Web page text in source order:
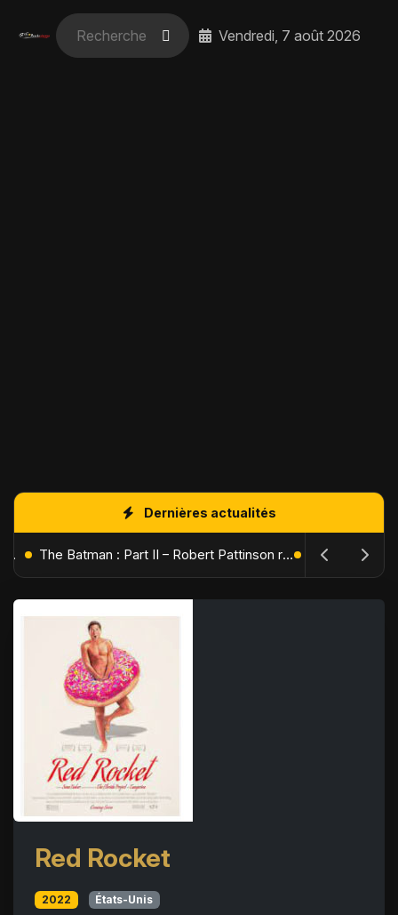
Vendredi, 7 août 2026
Dernières actualités
L'Âge de Glace : Le Réveil du Volcan – Manny, Sid et Diego de retour pour une aventure explosive The Batman : Part II – Robert Pattinson replonge dans les ténèbres de Gotham dès octobre 2027
Red Rocket
2022 États-Unis